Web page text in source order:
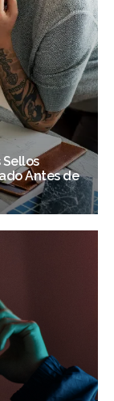
Sellos
Antes de